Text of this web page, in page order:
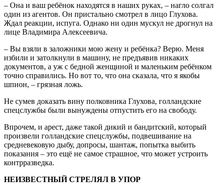
– Она и ваш ребёнок находятся в наших руках, – нагло солгал
один из агентов. Он пристально смотрел в лицо Глухова.
Ждал реакции, испуга. Однако ни один мускул не дрогнул на
лице Владимира Алексеевича.
– Вы взяли в заложники мою жену и ребёнка? Верю. Меня
избили и затолкнули в машину, не предъявив никаких
документов, а уж с бедной женщиной и маленьким ребёнком
точно справились. Но вот то, что она сказала, что я якобы
шпион, – грязная ложь.
Не сумев доказать вину полковника Глухова, голландские
спецслужбы были вынуждены отпустить его на свободу.
Впрочем, и арест, даже такой дикий и бандитский, который
произвели голландские спецслужбы, подвешивание на
средневековую дыбу, допросы, шантаж, попытка выбить
показания – это ещё не самое страшное, что может устроить
контрразведка.
НЕИЗВЕСТНЫЙ СТРЕЛЯЛ В УПОР